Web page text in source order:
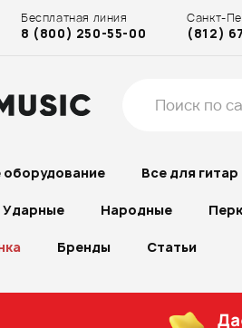
Бесплатная линия
8 (800) 250-55-00
Санкт-
(812)
оборудование Все для гитар
Ударные Народные
Бренды Статьи